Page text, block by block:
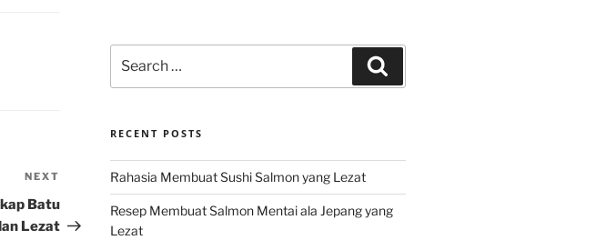
Post
NEXT
Batu
Lezat
for:
RECENT POSTS
Rahasia Membuat Sushi Salmon yang Lezat
Resep Membuat Salmon Mentai ala Jepang yang
Lezat